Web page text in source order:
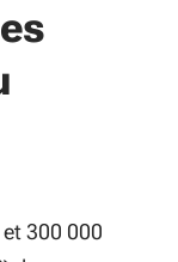
300 000